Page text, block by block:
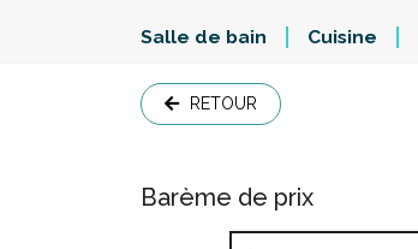
Salle de bain Cuisine
RETOUR
Barème de prix